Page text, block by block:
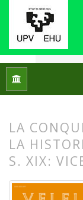
Inicio
Dossier
LA
LA
S. XIX: